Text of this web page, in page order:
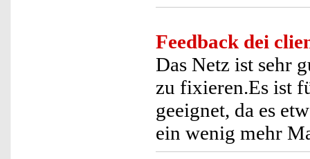
Feedback dei
Das Netz ist sehr
zu fixieren.Es ist
geeignet, da es
ein wenig mehr